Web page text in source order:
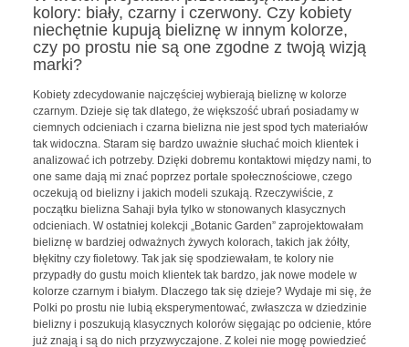
kolory: biały, czarny i czerwony. Czy kobiety
niechętnie kupują bieliznę w innym kolorze,
czy po prostu nie są one zgodne z twoją wizją
marki?
Kobiety zdecydowanie najczęściej wybierają bieliznę w kolorze
czarnym. Dzieje się tak dlatego, że większość ubrań posiadamy w
ciemnych odcieniach i czarna bielizna nie jest spod tych materiałów
tak widoczna. Staram się bardzo uważnie słuchać moich klientek i
analizować ich potrzeby. Dzięki dobremu kontaktowi między nami, to
one same dają mi znać poprzez portale społecznościowe, czego
oczekują od bielizny i jakich modeli szukają. Rzeczywiście, z
początku bielizna Sahaji była tylko w stonowanych klasycznych
odcieniach. W ostatniej kolekcji „Botanic Garden” zaprojektowałam
bieliznę w bardziej odważnych żywych kolorach, takich jak żółty,
błękitny czy fioletowy. Tak jak się spodziewałam, te kolory nie
przypadły do gustu moich klientek tak bardzo, jak nowe modele w
kolorze czarnym i białym. Dlaczego tak się dzieje? Wydaje mi się, że
Polki po prostu nie lubią eksperymentować, zwłaszcza w dziedzinie
bielizny i poszukują klasycznych kolorów sięgając po odcienie, które
już znają i są do nich przyzwyczajone. Z kolei nie mogę powiedzieć